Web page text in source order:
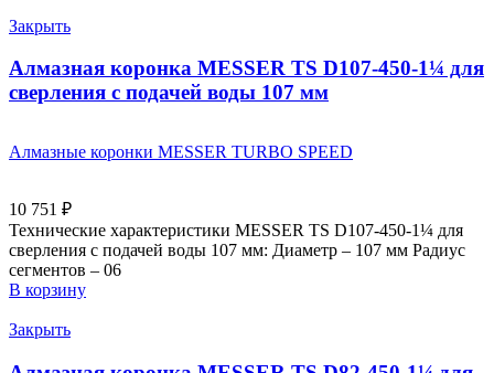
Закрыть
Алмазная коронка MESSER TS D107-450-1¼ для
сверления с подачей воды 107 мм
Алмазные коронки MESSER TURBO SPEED
10 751 ₽
Технические характеристики MESSER TS D107-450-1¼ для
сверления с подачей воды 107 мм: Диаметр – 107 мм Радиус
сегментов – 06
В корзину
Закрыть